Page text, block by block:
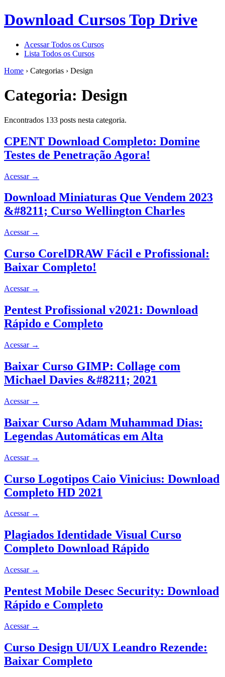
Download Cursos Top Drive
Acessar Todos os Cursos
Lista Todos os Cursos
Home › Categorias › Design
Categoria: Design
Encontrados 133 posts nesta categoria.
CPENT Download Completo: Domine
Testes de Penetração Agora!
Acessar →
Download Miniaturas Que Vendem 2023
&#8211; Curso Wellington Charles
Acessar →
Curso CorelDRAW Fácil e Profissional:
Baixar Completo!
Acessar →
Pentest Profissional v2021: Download
Rápido e Completo
Acessar →
Baixar Curso GIMP: Collage com
Michael Davies &#8211; 2021
Acessar →
Baixar Curso Adam Muhammad Dias:
Legendas Automáticas em Alta
Acessar →
Curso Logotipos Caio Vinicius: Download
Completo HD 2021
Acessar →
Plagiados Identidade Visual Curso
Completo Download Rápido
Acessar →
Pentest Mobile Desec Security: Download
Rápido e Completo
Acessar →
Curso Design UI/UX Leandro Rezende:
Baixar Completo